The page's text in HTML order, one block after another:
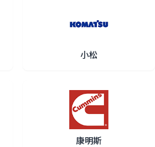
小松
康明斯